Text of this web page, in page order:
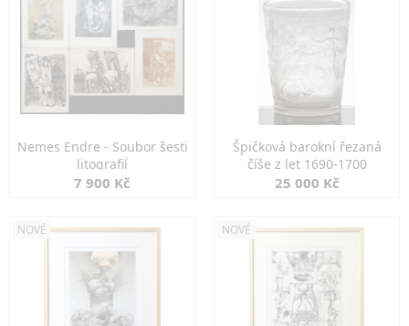
Nemes Endre - Soubor šesti
litografií
7 900 Kč
Špičková barokní řezaná
číše z let 1690-1700
25 000 Kč
NOVÉ NOVÉ